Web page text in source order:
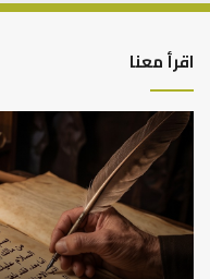
اقرأ معنا
العلاقة
العلمية
الإمام
مالك
والليث